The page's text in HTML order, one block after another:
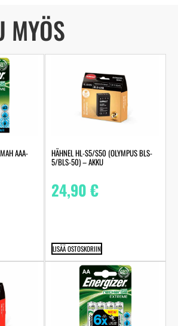
MYÖS
AAA- HÄHNEL HL-S5/S50 (OLYMPUS BLS-
5/BLS-50) – AKKU
24,90€
LISÄÄ OSTOSKORIIN